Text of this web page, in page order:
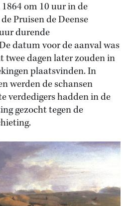
om 10 uur in de
Pruisen de Deense
durende
datum voor de aanval was
twee dagen later zouden in
plaatsvinden. In
werden de schansen
verdedigers hadden in de
gezocht tegen de